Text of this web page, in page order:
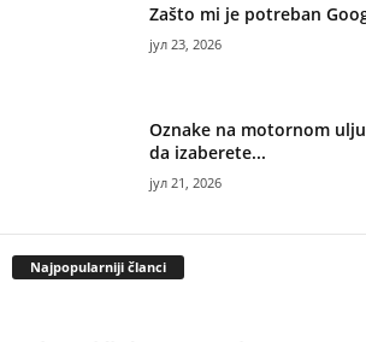
Zašto mi je potreban
јул 23, 2026
Oznake na motornom
da izaberete...
јул 21, 2026
Najpopularniji članci